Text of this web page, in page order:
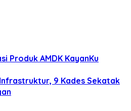
Produk AMDK KayanKu
9 Kades Sekatak